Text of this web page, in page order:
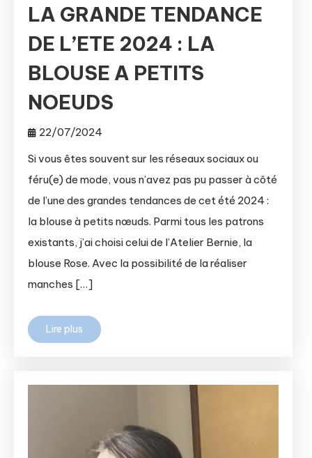
LA GRANDE TENDANCE
DE L’ETE 2024 : LA
BLOUSE A PETITS
NOEUDS
22/07/2024
Si vous êtes souvent sur les réseaux sociaux ou
féru(e) de mode, vous n’avez pas pu passer à côté
de l’une des grandes tendances de cet été 2024 :
la blouse à petits nœuds. Parmi tous les patrons
existants, j’ai choisi celui de l’Atelier Bernie, la
blouse Rose. Avec la possibilité de la réaliser
manches […]
Lire plus